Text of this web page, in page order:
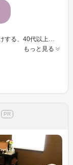
心も身体も癒される極上のリラクゼーションをお届けする、40代以上の大人女性にぴったりの隠れ家サロン。日々の忙しさやストレスから解放され、健康と美しさを取り戻す時間をご提供します。 当サロンでは、頭皮から全身までケアする「ヘッドスパ＆ボディトリートメント」と、話題の「進化系よもぎ蒸し」をご用意。ヘッドスパでは、凝り固まった頭皮をほぐし、血行を促進。リフレッシュ効果だけでなく、美髪やリフトアップ効果も期待できます。ボディトリートメントでは、熟練の手技で全身の疲れを癒し、心身のバランスを整えます。 さらに、「進化系よもぎ蒸し」は、従来のよもぎ蒸しに最新技術を融合した特別メニュー。身体を芯から温めることでデトックス効果を高め、代謝をアップ。冷えや女性特有の悩みにもアプローチします。 アットホームな空間と丁寧なカウンセリングで、あなただけの特別な時間を演出。一人ひとりに合わせたケアで、身体の内側から美と健康を引き出します。 忙しい毎日を頑張るあなたに、至福のひとときを。今すぐご予約を！
もっと見る